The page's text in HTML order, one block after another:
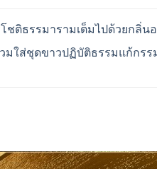
ชติธรรมารามเต็มไปด้วยกลิ่น
มใส่ชุดขาวปฏิบัติธรรมแก้กรร